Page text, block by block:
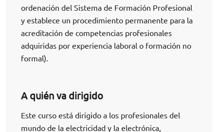
ordenación del Sistema de Formación Profesional
y establece un procedimiento permanente para la
acreditación de competencias profesionales
adquiridas por experiencia laboral o formación no
formal).
A quién va dirigido
Este curso está dirigido a los profesionales del
mundo de la electricidad y la electrónica,